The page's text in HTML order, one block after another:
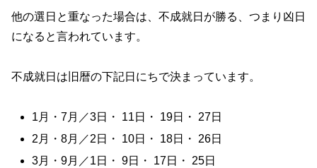
他の選日と重なった場合は、不成就日が勝る、つまり凶日
になると言われています。
不成就日は旧暦の下記日にちで決まっています。
1月・7月／3日・ 11日・ 19日・ 27日
2月・8月／2日・ 10日・ 18日・ 26日
3月・9月／1日・ 9日・ 17日・ 25日